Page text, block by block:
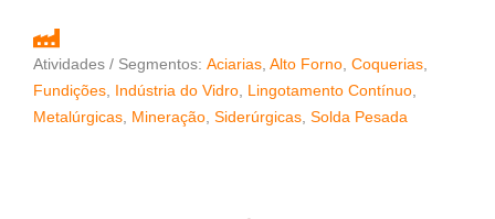
Atividades / Segmentos: Aciarias, Alto Forno, Coquerias,
Fundições, Indústria do Vidro, Lingotamento Contínuo,
Metalúrgicas, Mineração, Siderúrgicas, Solda Pesada